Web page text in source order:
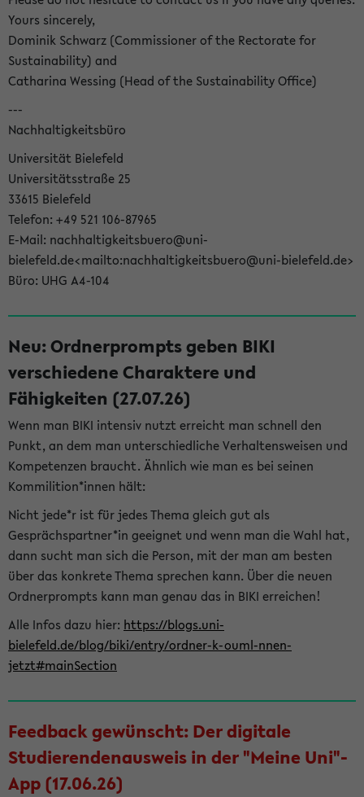
Yours sincerely,
Dominik Schwarz (Commissioner of the Rectorate for
Sustainability) and
Catharina Wessing (Head of the Sustainability Office)
---
Nachhaltigkeitsbüro
Universität Bielefeld
Universitätsstraße 25
33615 Bielefeld
Telefon: +49 521 106-87965
E-Mail: nachhaltigkeitsbuero@uni-
bielefeld.de<mailto:nachhaltigkeitsbuero@uni-bielefeld.de>
Büro: UHG A4-104
Neu: Ordnerprompts geben BIKI
verschiedene Charaktere und
Fähigkeiten (27.07.26)
Wenn man BIKI intensiv nutzt erreicht man schnell den
Punkt, an dem man unterschiedliche Verhaltensweisen und
Kompetenzen braucht. Ähnlich wie man es bei seinen
Kommilition*innen hält:
Nicht jede*r ist für jedes Thema gleich gut als
Gesprächspartner*in geeignet und wenn man die Wahl hat,
dann sucht man sich die Person, mit der man am besten
über das konkrete Thema sprechen kann. Über die neuen
Ordnerprompts kann man genau das in BIKI erreichen!
Alle Infos dazu hier: https://blogs.uni-
bielefeld.de/blog/biki/entry/ordner-k-ouml-nnen-
jetzt#mainSection
Feedback gewünscht: Der digitale
Studierendenausweis in der "Meine Uni"-
App (17.06.26)